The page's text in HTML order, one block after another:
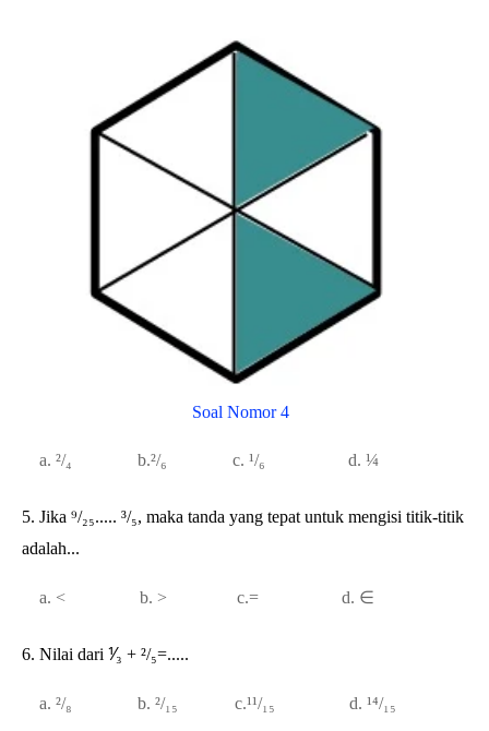
Soal Nomor 4
a. ²/₄ b.²/₆ c. ¹/₆ d. ¼
5. Jika ⁹/₂₅..... ³/₅, maka tanda yang tepat untuk mengisi titik-titik
adalah...
a. < b. > c.= d. ∈
6. Nilai dari ⅟₃ + ²/₅=.....
a. ²/₈ b. ²/₁₅ c.¹¹/₁₅ d. ¹⁴/₁₅